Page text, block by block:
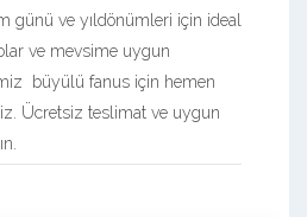
günü ve yıldönümleri için ideal
ve mevsime uygun
büyülü fanus için hemen
Ücretsiz teslimat ve uygun